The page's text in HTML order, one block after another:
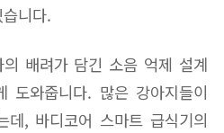
니다.
배려가 담긴 소음 억제 설계
도와줍니다. 많은 강아지들이
데, 바디코어 스마트 급식기의